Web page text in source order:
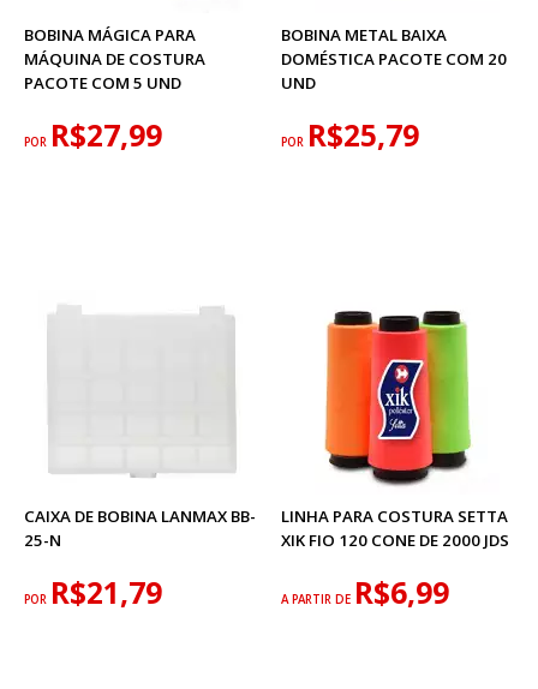
BOBINA MÁGICA PARA
MÁQUINA DE COSTURA
PACOTE COM 5 UND
POR R$27,99
BOBINA METAL BAIXA
DOMÉSTICA PACOTE COM 20
UND
POR R$25,79
CAIXA DE BOBINA LANMAX BB-
25-N
POR R$21,79
LINHA PARA COSTURA SETTA
XIK FIO 120 CONE DE 2000 JDS
A PARTIR DE R$6,99